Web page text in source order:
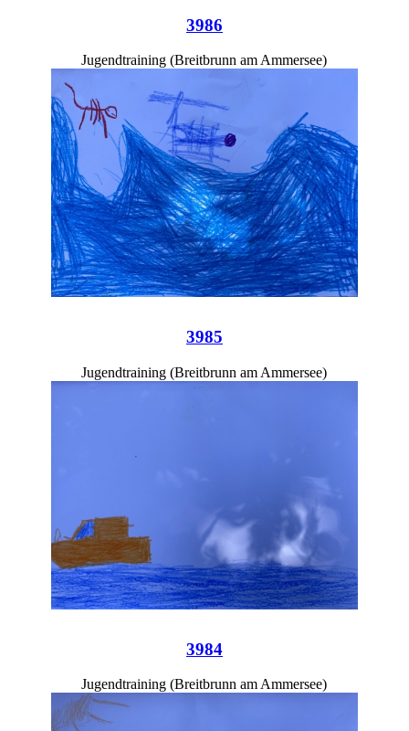
3986
Jugendtraining (Breitbrunn am Ammersee)
3985
Jugendtraining (Breitbrunn am Ammersee)
3984
Jugendtraining (Breitbrunn am Ammersee)